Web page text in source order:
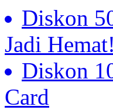
Diskon
Jadi Hemat!
Diskon
Card